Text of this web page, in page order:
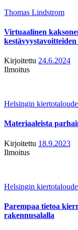
Thomas Lindstrom
Virtuaalinen
kestävyystavoitteiden
Kirjoitettu 24.6.2024
Ilmoitus
Helsingin
Materiaaleista
Kirjoitettu 18.9.2023
Ilmoitus
Helsingin
Parempaa tietoa
rakennusalalla